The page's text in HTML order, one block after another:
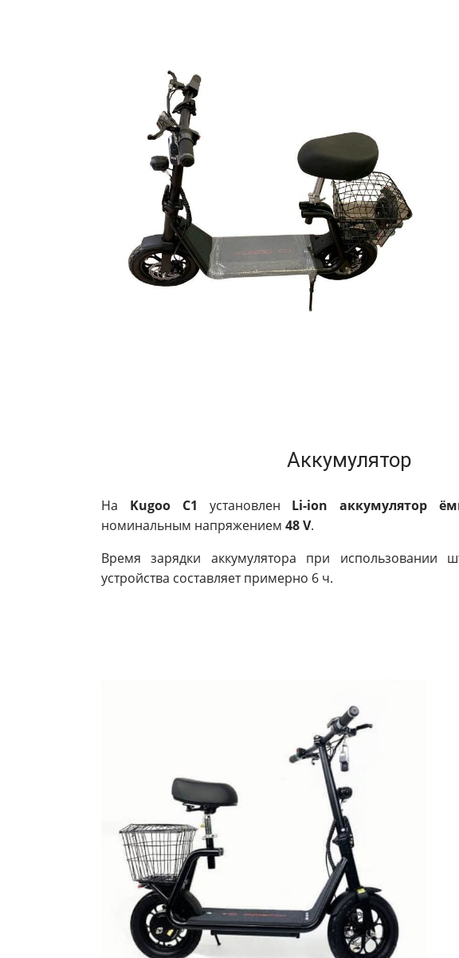
Аккумулятор
На Kugoo C1 установлен Li-ion аккумулятор
номинальным напряжением 48 V.
Время зарядки аккумулятора при использовании
устройства составляет примерно 6 ч.